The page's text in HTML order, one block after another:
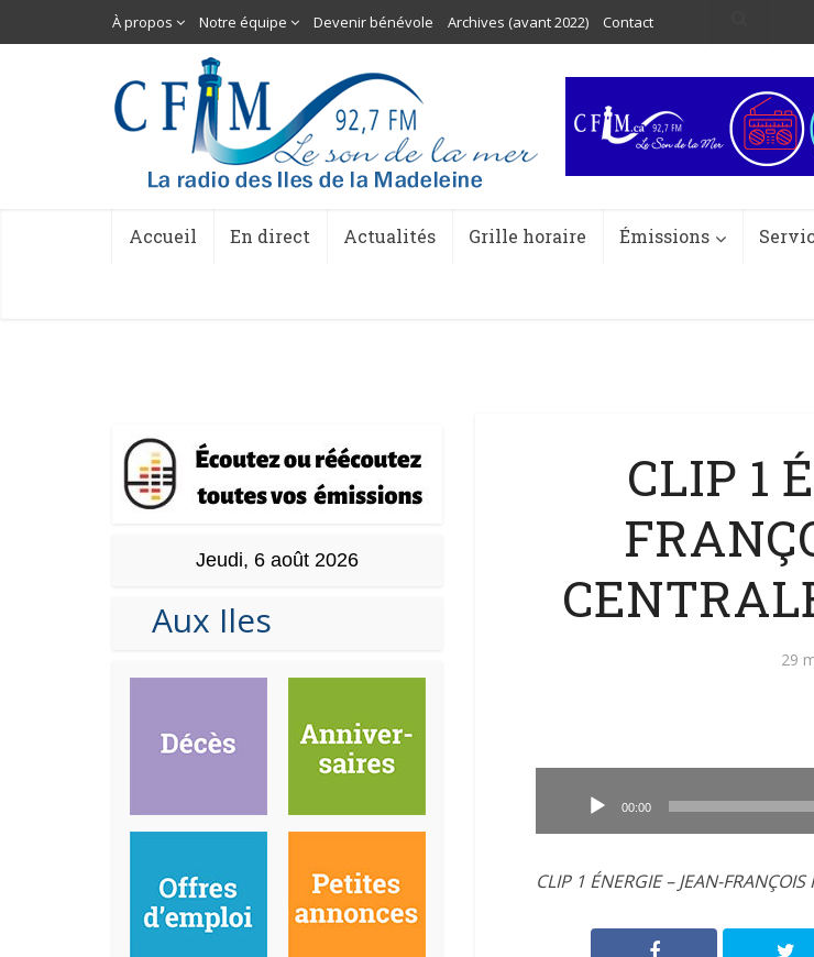
À propos Notre équipe Devenir bénévole Archives (avant 2022) Contact
Accueil En direct Actualités Grille horaire Émissions
Jeudi, 6 août 2026
Aux Iles
CLIP 1
29
00:00
CLIP 1 ÉNERGIE – JEAN-